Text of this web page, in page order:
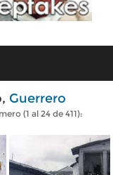
Guerrero
(1 al 24 de 411):